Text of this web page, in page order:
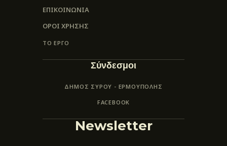
ΕΠΙΚΟΙΝΩΝΊΑ
ΌΡΟΙ ΧΡΉΣΗΣ
ΤΟ ΕΡΓΟ
Σύνδεσμοι
ΔΗΜΟΣ ΣΥΡΟΥ - ΕΡΜΟΎΠΟΛΗΣ
FACEBOOK
Newsletter